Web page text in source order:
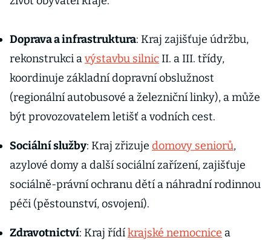
Doprava a infrastruktura: Kraj zajišťuje údržbu,
rekonstrukci avýstavbu silnicII. a III. třídy,
koordinuje základní dopravní obslužnost
(regionální autobusové a železniční linky), a může
být provozovatelem letišť a vodních cest.
Sociální služby: Kraj zřizuje domovy seniorů,
azylové domy a další sociální zařízení, zajišťuje
sociálně-právní ochranu dětí a náhradní rodinnou
péči (pěstounství, osvojení).
Zdravotnictví: Kraj řídíkrajské nemocnice a